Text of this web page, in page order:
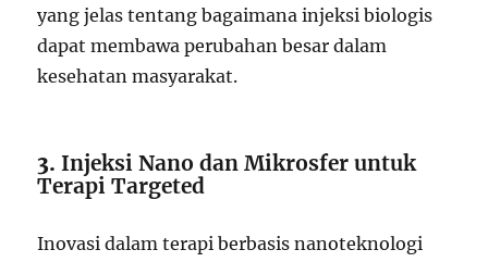
yang jelas tentang bagaimana injeksi biologis
dapat membawa perubahan besar dalam
kesehatan masyarakat.
3.Injeksi Nano dan Mikrosfer untuk
Terapi Targeted
Inovasi dalam terapi berbasis nanoteknologi